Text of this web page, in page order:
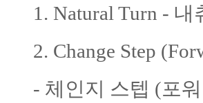
1. Natural Turn - 내
2. Change Step
- 체인지 스텝 (포